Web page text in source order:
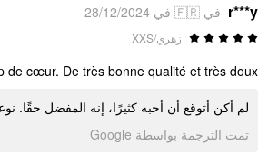
r***y في 🇫🇷 في 28/12/2024
زهري/XXS
de cœur. De très bonne qualité et très doux
لم أكن أتوقع أن أحبه كثيرًا، إنه المفضل حقًا.
تمت الترجمة بواسطة Google